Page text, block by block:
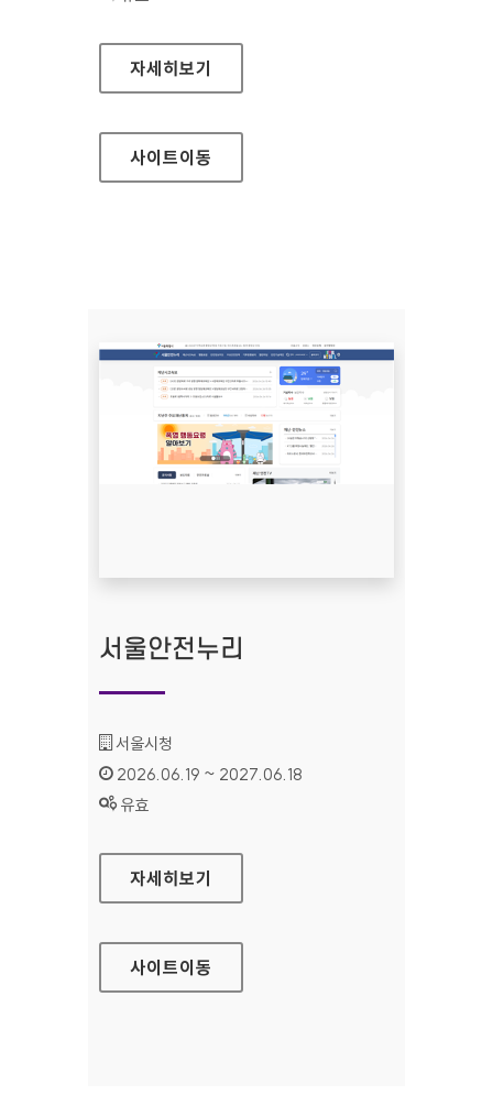
(사)한국장애인단체총연합회 한국정보접근성인
자세히보기
사이트이동
서울안전누리
기관명 :
서울시청
인증기간 :
2026.06.19 ~ 2027.06.18
상태 :
유효
서울안전누리
자세히보기
사이트이동